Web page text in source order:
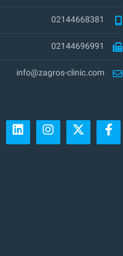
02144668381
02144696991
info@zagros-clinic.com